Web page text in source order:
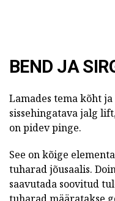
BEND JA
Lamades tema kõht
sissehingatava jalg
on pidev pinge.
See on kõige
tuharad jõusaalis.
saavutada soovitud